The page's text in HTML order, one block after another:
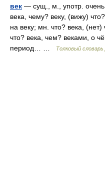
век — сущ., м., употр.
века, чему? веку, (вижу)
на веку; мн. что? века,
что? века, чем? веками, о
период… …
Толковый